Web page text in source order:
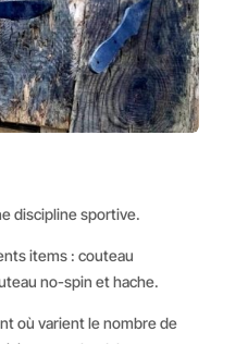
discipline sportive.
items : couteau
no-spin et hache.
où varient le nombre de